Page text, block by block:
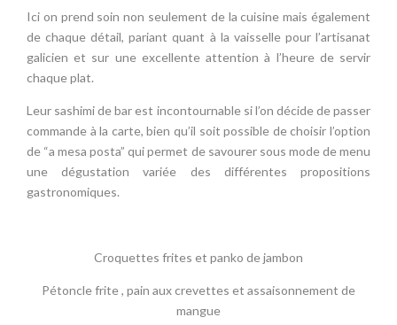
Ici on prend soin non seulement de la cuisine mais également
de chaque détail, pariant quant à la vaisselle pour l’artisanat
galicien et sur une excellente attention à l’heure de servir
chaque plat.
Leur sashimi de bar est incontournable si l’on décide de passer
commande à la carte, bien qu’il soit possible de choisir l’option
de “a mesa posta” qui permet de savourer sous mode de menu
une dégustation variée des différentes propositions
gastronomiques.
Croquettes frites et panko de jambon
Pétoncle frite , pain aux crevettes et assaisonnement de
mangue